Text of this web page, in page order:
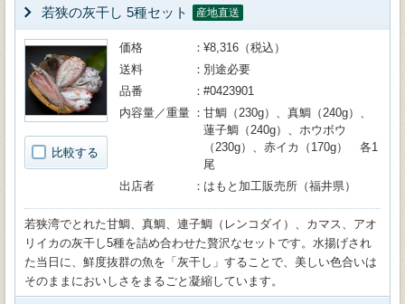
若狭の灰干し 5種セット 産地直送
比較する
価格
¥8,316（税込）
送料
別途必要
品番
#0423901
内容量／重量
甘鯛（230g）、真鯛（240g）、
蓮子鯛（240g）、ホウボウ
（230g）、赤イカ（170g） 各1
尾
出店者
はもと加工販売所（福井県）
若狭湾でとれた甘鯛、真鯛、連子鯛（レンコダイ）、カマス、アオ
リイカの灰干し5種を詰め合わせた贅沢なセットです。水揚げされ
た当日に、鮮度抜群の魚を「灰干し」することで、美しい色合いは
そのままにおいしさをまるごと凝縮しています。